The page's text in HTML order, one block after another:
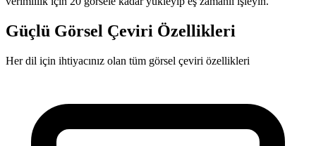
Güçlü Görsel Çeviri Özellikleri
Her dil için ihtiyacınız olan tüm görsel çeviri özellikleri